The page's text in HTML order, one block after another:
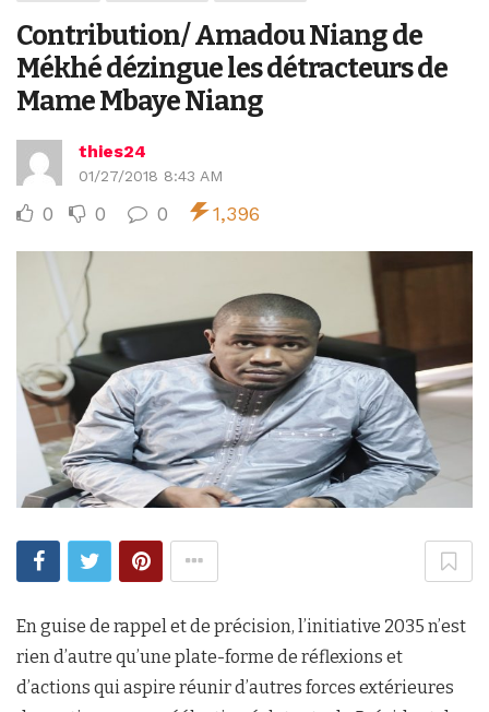
Contribution/ Amadou Niang de
Mékhé dézingue les détracteurs de
Mame Mbaye Niang
thies24
01/27/2018 8:43 AM
0 0 0 1,396
En guise de rappel et de précision, l’initiative 2035 n’est
rien d’autre qu’une plate-forme de réflexions et
d’actions qui aspire réunir d’autres forces extérieures